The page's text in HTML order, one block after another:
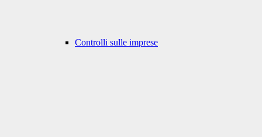
Controlli sulle imprese